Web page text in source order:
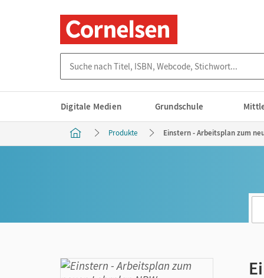
Digitale Medien Grundschule
Produkte Einstern - Arbeitsplan zum